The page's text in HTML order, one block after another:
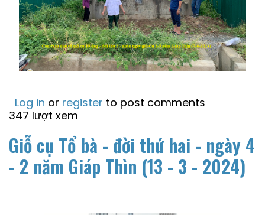
Log in or register to post comments
347 lượt xem
Giỗ cụ Tổ bà - đời thứ hai - ngày 4
- 2 năm Giáp Thìn (13 - 3 - 2024)